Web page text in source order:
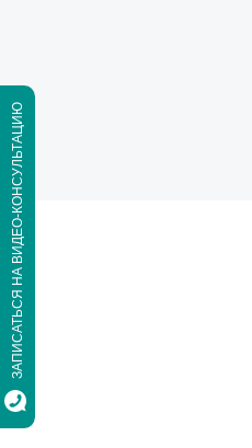
ЗАПИСАТЬСЯ НА ВИДЕО-КОНСУЛЬТАЦИЮ